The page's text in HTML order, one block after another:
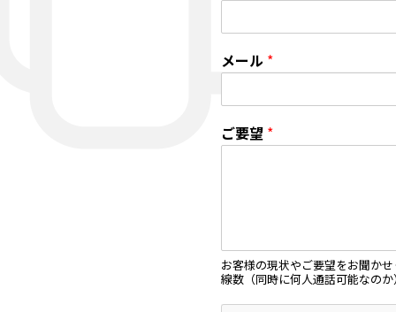
メール *
ご要望 *
お客様の現状やご要望をお聞か
線数（同時に何人通話可能なの